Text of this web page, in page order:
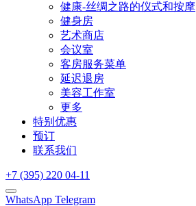
健康-丝绸之路的仪式和按摩
健身房
艺术商店
会议室
客房服务菜单
延迟退房
美容工作室
更多
特别优惠
预订
联系我们
+7 (395) 220 04-11
WhatsApp Telegram